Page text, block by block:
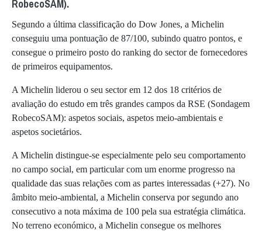
RobecoSAM).
Segundo a última classificação do Dow Jones, a Michelin
conseguiu uma pontuação de 87/100, subindo quatro pontos, e
consegue o primeiro posto do ranking do sector de fornecedores
de primeiros equipamentos.
A Michelin liderou o seu sector em 12 dos 18 critérios de
avaliação do estudo em três grandes campos da RSE (Sondagem
RobecoSAM): aspetos sociais, aspetos meio-ambientais e
aspetos societários.
A Michelin distingue-se especialmente pelo seu comportamento
no campo social, em particular com um enorme progresso na
qualidade das suas relações com as partes interessadas (+27). No
âmbito meio-ambiental, a Michelin conserva por segundo ano
consecutivo a nota máxima de 100 pela sua estratégia climática.
No terreno económico, a Michelin consegue os melhores